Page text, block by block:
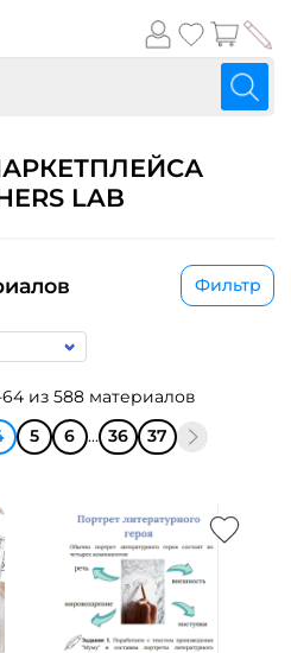
LAB
Фильтр
из 588 материалов
5 6 ... 36 37